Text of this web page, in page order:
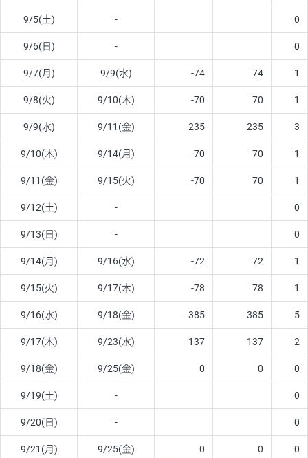
9/5(土) - 0
9/6(日) - 0
9/7(月) 9/9(水) -74 74 1
9/8(火) 9/10(木) -70 70 1
9/9(水) 9/11(金) -235 235 3
9/10(木) 9/14(月) -70 70 1
9/11(金) 9/15(火) -70 70 1
9/12(土) - 0
9/13(日) - 0
9/14(月) 9/16(水) -72 72 1
9/15(火) 9/17(木) -78 78 1
9/16(水) 9/18(金) -385 385 5
9/17(木) 9/23(水) -137 137 2
9/18(金) 9/25(金) 0 0 0
9/19(土) - 0
9/20(日) - 0
9/21(月) 9/25(金) 0 0 0